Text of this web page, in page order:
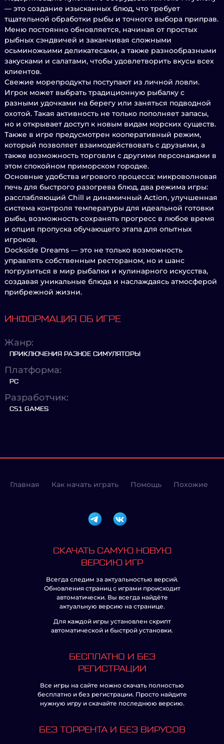
— это создание изысканных блюд, что требует
тщательной обработки рыбы и точного выбора приправ.
Меню постоянно обновляется, начиная от простых
рыбных сэндвичей и заканчивая сложными
осьминожьими деликатесами, а также разнообразными
закусками и салатами, чтобы удовлетворить вкусы всех
клиентов.
Свежие морепродукты поступают из личной ловли.
Игрок может выбрать традиционную рыбалку с
разными удочками на берегу или заняться подводной
охотой. Такая активность не только пополняет запасы,
но и открывает доступ к новым видам морских существ.
Также в игре предусмотрен кооперативный режим,
который позволяет взаимодействовать с друзьями, а
также возможность торговли с другими персонажами в
этом спокойном приморском городке.
Основные удобства игрового процесса: микроволновая
печь для быстрого разогрева блюд, два режима игры:
расслабляющий Chill и динамичный Action, улучшенная
система контроля температуры для идеальной готовки
рыбы, возможность сохранять прогресс в любое время
и опция пропуска обучающего этапа для опытных
игроков.
Dockside Dreams — это не только возможность
управлять собственным рестораном, но и шанс
погрузиться в мир рыбалки и кулинарного искусства,
создавая уникальные блюда и наслаждаясь атмосферой
прибрежной жизни.
ИНФОРМАЦИЯ ОБ ИГРЕ
Жанр:
ПРИКЛЮЧЕНИЯ РАЗНОЕ СИМУЛЯТОРЫ
Платформа:
PC
Разработчик:
C51 GAMES
Главная Как начать играть Помощь Похожие
СКАЧАТЬ САМУЮ НОВУЮ
ВЕРСИЮ ИГР
Всегда следим за актуальностью версий.
Обновления страниц с играми происходит
автоматически. Вы всегда найдёте
актуальную версию на странице.
Для каждой игры установлен скрипт
автоматической и быстрой установки.
БЕСПЛАТНО И БЕЗ
РЕГИСТРАЦИИ
Все игры на сайте можно скачать полностью
бесплатно и без регистрации. Просто найдите
нужную игру и скачайте последнюю версию.
БЕЗ ТОРРЕНТА И БЕЗ ВИРУСОВ